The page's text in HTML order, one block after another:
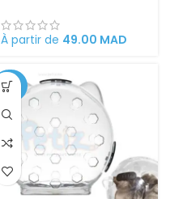
À partir de 49.00 MAD
-22%